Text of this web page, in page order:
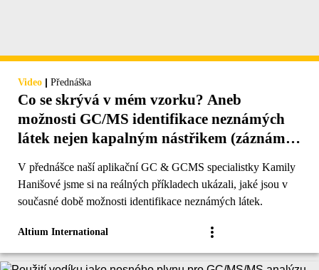
Video | Přednáška
Co se skrývá v mém vzorku? Aneb
možnosti GC/MS identifikace neznámých
látek nejen kapalným nástřikem (záznám
V přednášce naší aplikační GC & GCMS specialistky Kamily
Hanišové jsme si na reálných příkladech ukázali, jaké jsou v
současné době možnosti identifikace neznámých látek.
Altium International